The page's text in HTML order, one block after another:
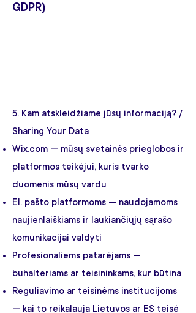
GDPR)
5. Kam atskleidžiame jūsų informaciją? /
Sharing Your Data
Wix.com — mūsų svetainės prieglobos ir
platformos teikėjui, kuris tvarko
duomenis mūsų vardu
El. pašto platformoms — naudojamoms
naujienlaiškiams ir laukiančiųjų sąrašo
komunikacijai valdyti
Profesionaliems patarėjams —
buhalteriams ar teisininkams, kur būtina
Reguliavimo ar teisinėms institucijoms
— kai to reikalauja Lietuvos ar ES teisė